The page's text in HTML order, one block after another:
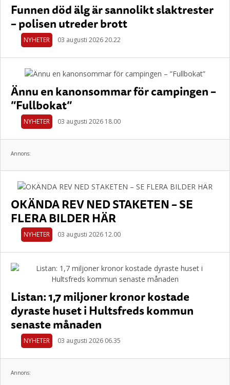
Funnen död älg är sannolikt slaktrester
– polisen utreder brott
NYHETER 03 augusti 2026 20.22
Ännu en kanonsommar för campingen –
”Fullbokat”
NYHETER 03 augusti 2026 18.00
Annons:
OKÄNDA REV NED STAKETEN – SE
FLERA BILDER HÄR
NYHETER 03 augusti 2026 12.00
Listan: 1,7 miljoner kronor kostade
dyraste huset i Hultsfreds kommun
senaste månaden
NYHETER 03 augusti 2026 06.35
Annons: